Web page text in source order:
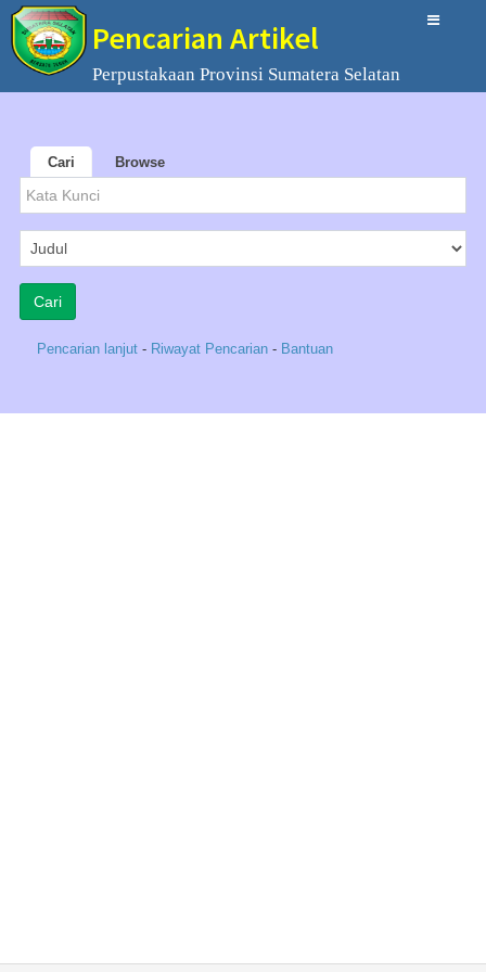
Pencarian Artikel
Perpustakaan Provinsi Sumatera Selatan
Cari Browse
Pencarian lanjut - Riwayat Pencarian - Bantuan